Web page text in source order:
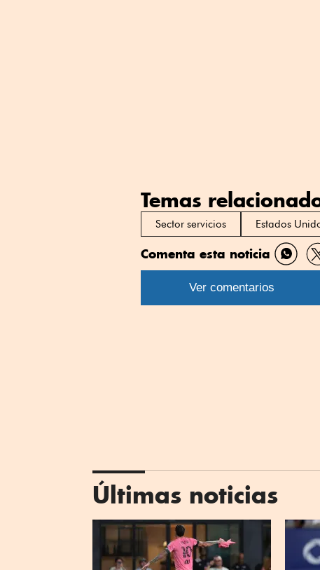
Temas
Sector servicios Estados
Comenta esta noticia
por
Ver comentarios
Últimas noticias